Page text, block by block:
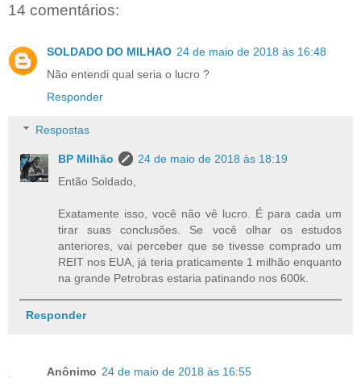
14 comentários:
SOLDADO DO MILHAO 24 de maio de 2018 às 16:48
Não entendi qual seria o lucro ?
Responder
Respostas
BP Milhão
24 de maio de 2018 às 18:19
Então Soldado,
Exatamente isso, você não vê lucro. É para cada um
tirar suas conclusões. Se você olhar os estudos
anteriores, vai perceber que se tivesse comprado um
REIT nos EUA, já teria praticamente 1 milhão enquanto
na grande Petrobras estaria patinando nos 600k.
Responder
Anônimo 24 de maio de 2018 às 16:55